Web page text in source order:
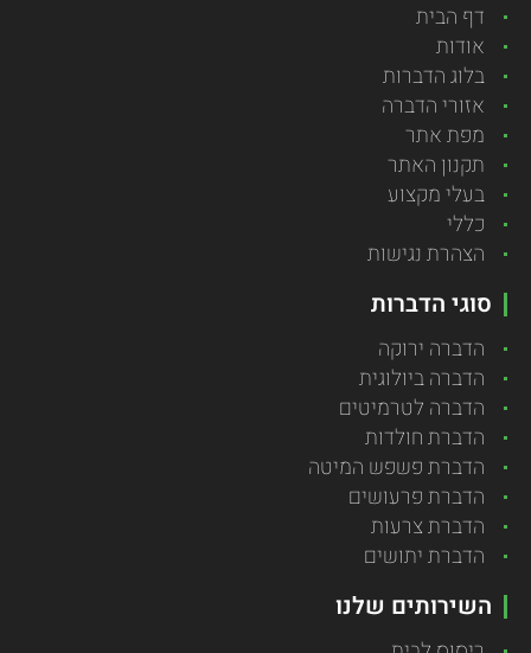
דף הבית
אודות
בלוג הדברות
אזורי הדברה
מפת אתר
תקנון האתר
בעלי מקצוע
כללי
הצהרת נגישות
סוגי הדברות
הדברה ירוקה
הדברה ביולוגית
הדברה לטרמיטים
הדברת חולדות
הדברת פשפש המיטה
הדברת פרעושים
הדברת צרעות
הדברת יתושים
השירותים שלנו